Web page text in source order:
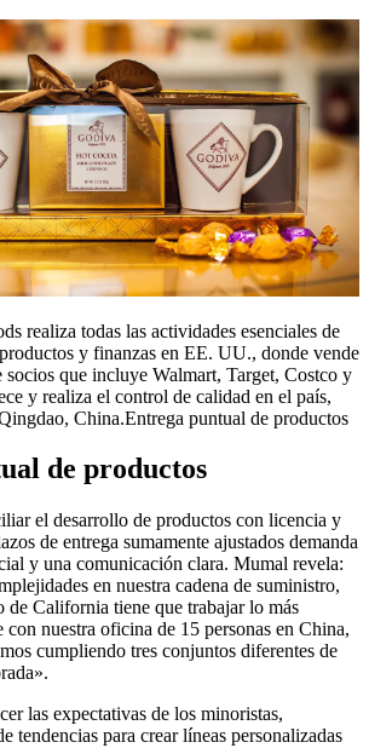
realiza todas las actividades esenciales de
y finanzas en EE. UU., donde vende
socios que incluye Walmart, Target, Costco y
y realiza el control de calidad en el país,
China.Entrega puntual de productos
de productos
el desarrollo de productos con licencia y
de entrega sumamente ajustados demanda
y una comunicación clara. Mumal revela:
en nuestra cadena de suministro,
de California tiene que trabajar lo más
con nuestra oficina de 15 personas en China,
cumpliendo tres conjuntos diferentes de
las expectativas de los minoristas,
tendencias para crear líneas personalizadas